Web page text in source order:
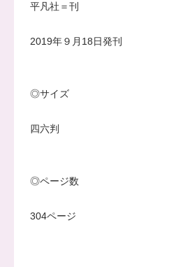
平凡社＝刊
2019年９月18日発刊
◎サイズ
四六判
◎ページ数
304ページ